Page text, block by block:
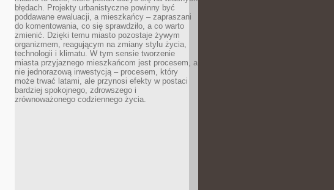
błędach. Projekty urbanistyczne powinny być
poddawane ewaluacji, a mieszkańcy – zapraszani
do komentowania, co się sprawdziło, a co warto
zmienić. Dzięki temu miasto pozostaje żywym
organizmem, reagującym na zmiany stylu życia,
technologii i klimatu. W tym sensie tworzenie
miasta przyjaznego mieszkańcom jest procesem, a
nie jednorazową inwestycją – procesem, który
może trwać latami, ale przynosi efekty w postaci
bardziej spokojnego, zdrowszego i
zrównoważonego codziennego życia.